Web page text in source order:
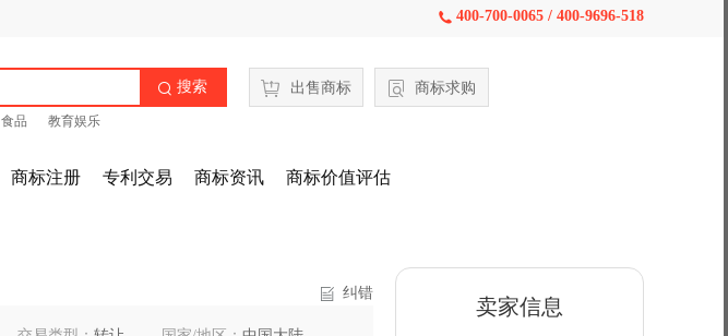
 400-700-0065 / 400-9696-518
 搜索
食品 教育娱乐
出售商标 商标求购
商标注册 专利交易 商标资讯 商标价值评估
纠错
卖家信息